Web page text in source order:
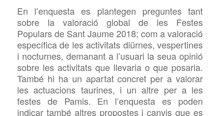
En l’enquesta es plantegen preguntes tant
sobre la valoració global de les Festes
Populars de Sant Jaume 2018; com a valoració
específica de les activitats diürnes, vespertines
i nocturnes, demanant a l’usuari la seua opinió
sobre les activitats que llevaria o que posaria.
També hi ha un apartat concret per a valorar
les actuacions taurines, i un altre per a les
festes de Pamis. En l’enquesta es poden
indicar també altres propostes i canvis que es